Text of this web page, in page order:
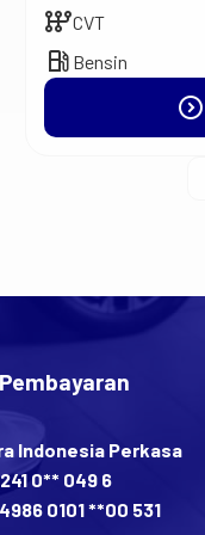
auto_transmissionCVT
local_gas_station Bensin
expand_circle_right
Indonesia Perkasa
241 0** 049 6
4986 0101 **00 531